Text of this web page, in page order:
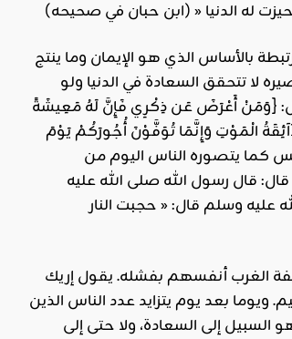
بالأساس الذي هو الإيمان وما ينتج
لا تتحقق السعادة في الدنيا ولو
{وَمَنْ أَعْرَضَ عَن ذِكْرِي فَإِنَّ لَهُ مَعِيشَةً
الْمَوْتِ وَإِنَّمَا تُوَفَّوْنَ أُجُورَكُمْ يَوْمَ
كما يتصوره الناس اليوم من
قال رسول الله صلى الله عليه
عليه وسلم قال: « حجبت النار
الغرب أنفسهم بفشله. يقول إريك
بعد يوم يتزايد عدد الناس الذين
السبيل إلى السعادة، ولا حتى إلى